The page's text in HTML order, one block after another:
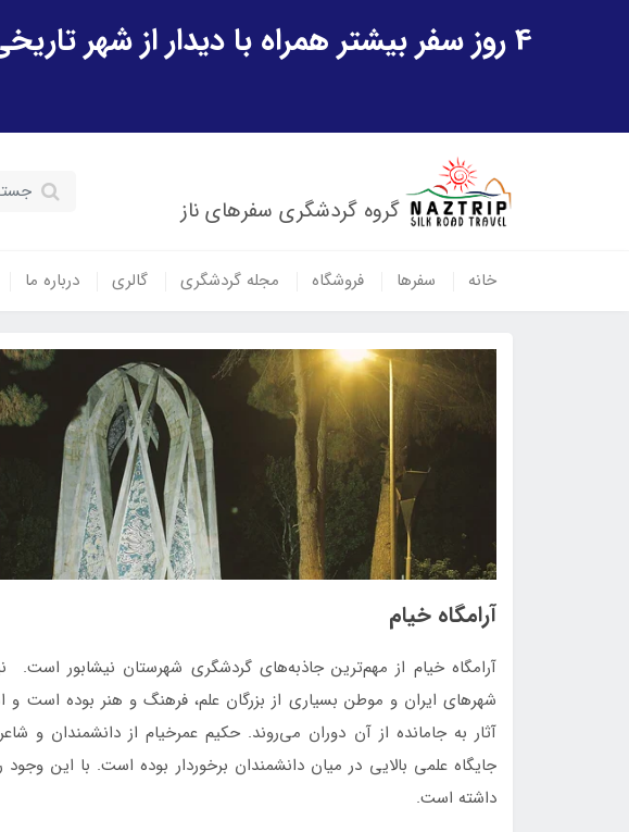
4 روز سفر بیشتر همراه با دیدار از شهر تاریخی خیوه و یک پرواز داخلی ازبکستان هدیه ویژه سفر شهریورماه
گروه گردشگری سفرهای ناز
خانه سفرها فروشگاه مجله گردشگری گالری درباره ما
آرامگاه خیام
آرامگاه خیام از مهم‌ترین جاذبه‌های گردشگری شهرستان نیشابور است.
شهرهای ایران و موطن بسیاری از بزرگان علم، فرهنگ و هنر بوده است و
آثار به جامانده از آن دوران می‌روند. حکیم عمرخیام از دانشمندان
جایگاه علمی بالایی در میان دانشمندان برخوردار بوده است. با این
داشته است.